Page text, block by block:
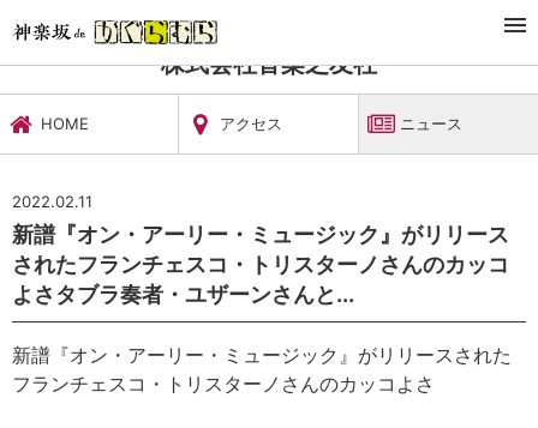
文化施設・ギャラリー
株式会社音楽之友社
HOME アクセス ニュース
2022.02.11
新譜『オン・アーリー・ミュージック』がリリース
されたフランチェスコ・トリスターノさんのカッコ
よさタブラ奏者・ユザーンさんと...
新譜『オン・アーリー・ミュージック』がリリースされた
フランチェスコ・トリスターノさんのカッコよさ